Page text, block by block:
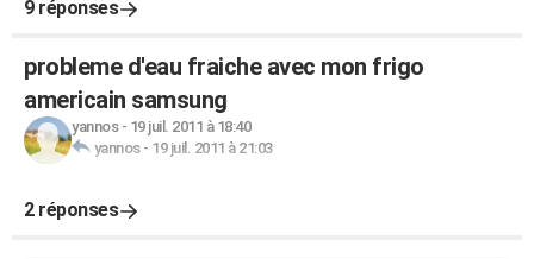
9 réponses
probleme d'eau fraiche avec mon frigo
americain samsung
yannos- 19 juil. 2011 à 18:40
yannos- 19 juil. 2011 à 21:03
2 réponses